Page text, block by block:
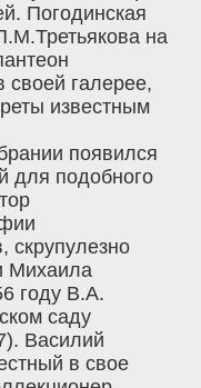
Погодинская
на
своей галерее,
известным
появился
для подобного
скрупулезно
Михаила
году В.А.
саду
Василий
в свое